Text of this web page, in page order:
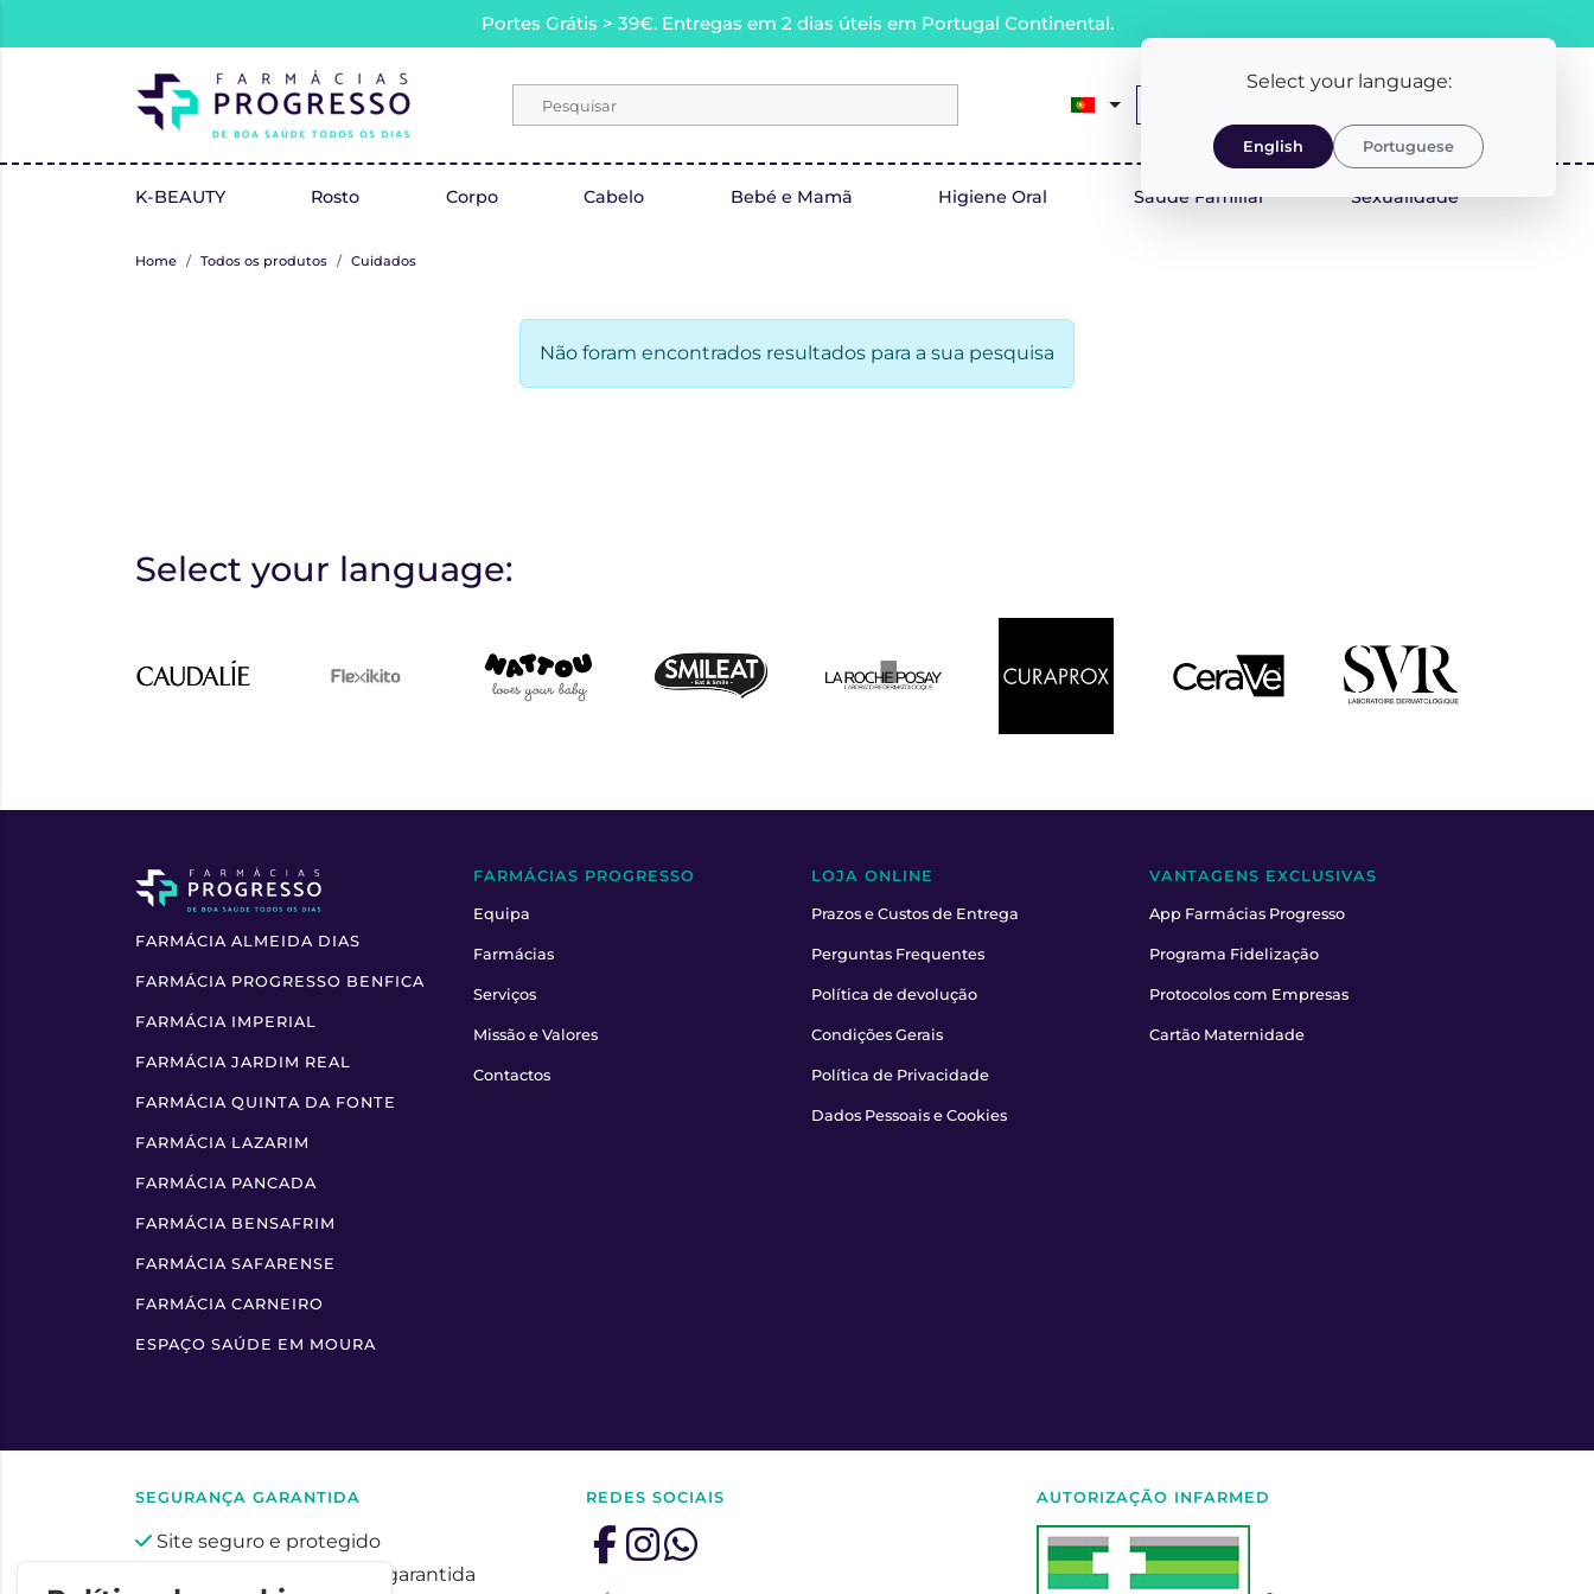
Select your language:
English Portuguese
Portes Grátis > 39€. Entregas em 2 dias úteis em Portugal Continental.
Pesquisar
0
K-BEAUTY Rosto Corpo Cabelo Bebé e Mamã Higiene Oral Saúde Familiar Sexualidade
Home Todos os produtos Cuidados
Não foram encontrados resultados para a sua pesquisa
Select your language:
FARMÁCIA ALMEIDA DIAS
FARMÁCIA PROGRESSO BENFICA
FARMÁCIA IMPERIAL
FARMÁCIA JARDIM REAL
FARMÁCIA QUINTA DA FONTE
FARMÁCIA LAZARIM
FARMÁCIA PANCADA
FARMÁCIA BENSAFRIM
FARMÁCIA SAFARENSE
FARMÁCIA CARNEIRO
ESPAÇO SAÚDE EM MOURA
FARMÁCIAS PROGRESSO
Equipa
Farmácias
Serviços
Missão e Valores
Contactos
LOJA ONLINE
Prazos e Custos de Entrega
Perguntas Frequentes
Política de devolução
Condições Gerais
Política de Privacidade
Dados Pessoais e Cookies
VANTAGENS EXCLUSIVAS
App Farmácias Progresso
Programa Fidelização
Protocolos com Empresas
Cartão Maternidade
SEGURANÇA GARANTIDA
Site seguro e protegido
Privacidade totalmente garantida
REDES SOCIAIS AUTORIZAÇÃO INFARMED